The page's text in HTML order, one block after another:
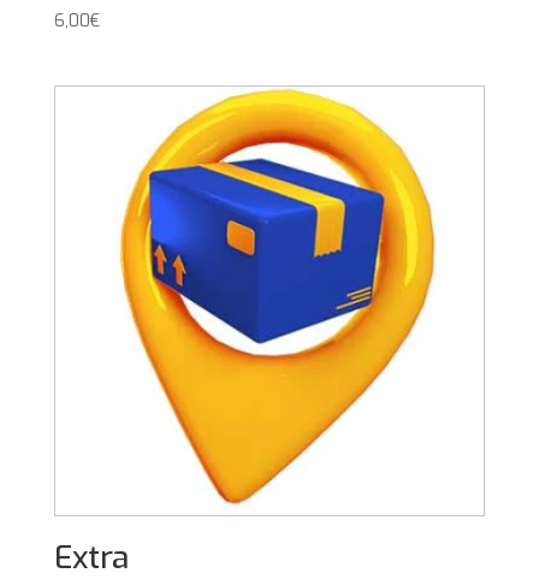
6,00€
Extra